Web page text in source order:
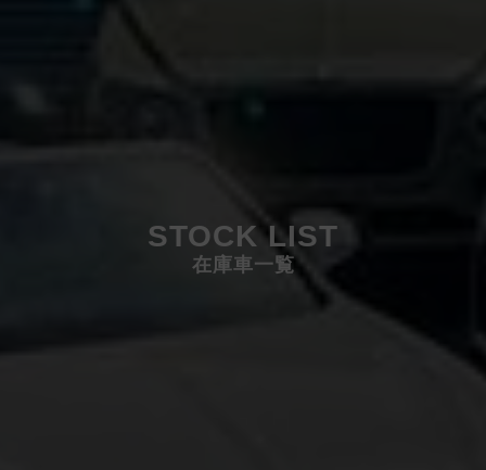
STOCK LIST
在庫車一覧